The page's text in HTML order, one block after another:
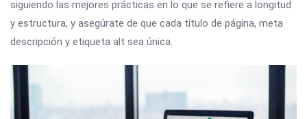
siguiendo las mejores prácticas en lo que se refiere a longitud
y estructura, y asegúrate de que cada título de página, meta
descripción y etiqueta alt sea única.